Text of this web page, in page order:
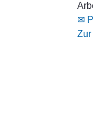
✉
Zur